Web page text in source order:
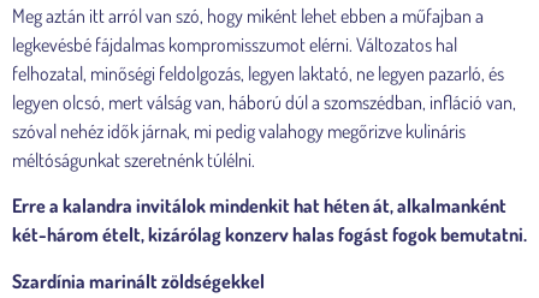
Meg aztán itt arról van szó, hogy miként lehet ebben a műfajban a
legkevésbé fájdalmas kompromisszumot elérni. Változatos hal
felhozatal, minőségi feldolgozás, legyen laktató, ne legyen pazarló, és
legyen olcsó, mert válság van, háború dúl a szomszédban, infláció van,
szóval nehéz idők járnak, mi pedig valahogy megőrizve kulináris
méltóságunkat szeretnénk túlélni.
Erre a kalandra invitálok mindenkit hat héten át, alkalmanként
két-három ételt, kizárólag konzerv halas fogást fogok bemutatni.
Szardínia marinált zöldségekkel